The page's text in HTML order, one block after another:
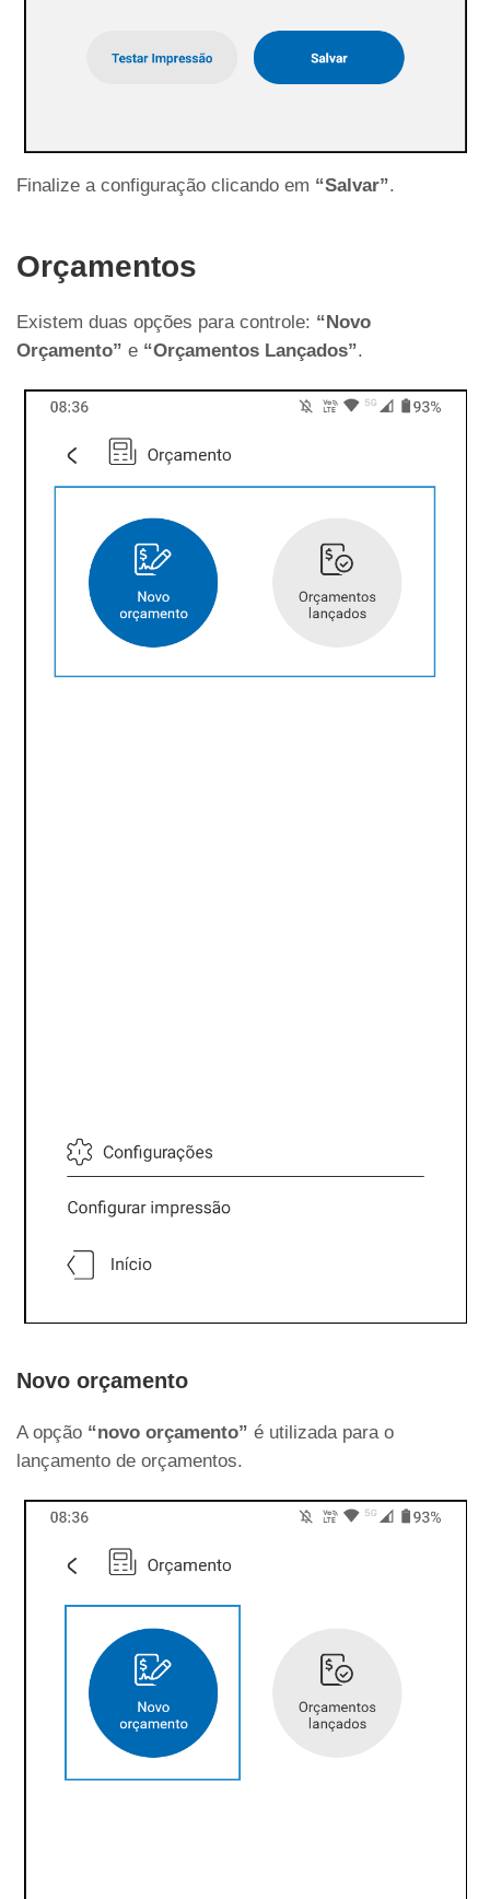
Finalize a configuração clicando em “Salvar”.
Orçamentos
Existem duas opções para controle: “Novo
Orçamento” e “Orçamentos Lançados”.
Novo orçamento
A opção “novo orçamento” é utilizada para o
lançamento de orçamentos.